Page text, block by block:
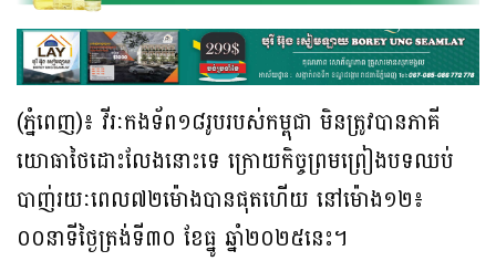
(ភ្នំពេញ)៖ វីរៈកងទ័ព១៨រូបរបស់កម្ពុជា មិនត្រូវបានភាគី
យោធាថៃដោះលែងនោះទេ ក្រោយកិច្ចព្រមព្រៀងបទឈប់
បាញ់រយៈពេល៧២ម៉ោងបានផុតហើយ នៅម៉ោង១២៖
០០នាទីថ្ងៃត្រង់ទី៣០ ខែធ្នូ ឆ្នាំ២០២៥នេះ។